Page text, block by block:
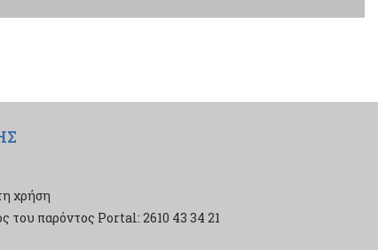
χρήση
του παρόντος Portal: 2610 43 34 21